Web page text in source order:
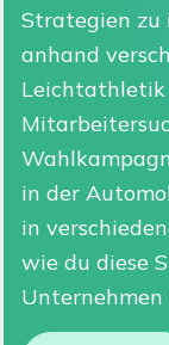
Strategien zu
anhand
Leichtathletik
in der
in
wie du diese